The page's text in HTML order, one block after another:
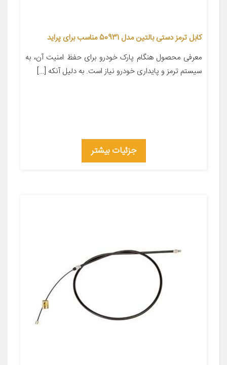
کابل ترمز دستی بالتین مدل 50931 مناسب برای پراید
معرفی محصول هنگام پارک خودرو برای حفظ امنیت آن، به
سیستم ترمز و پایداری خودرو نیاز است. به دلیل آنکه […]
جزئیات بیشتر